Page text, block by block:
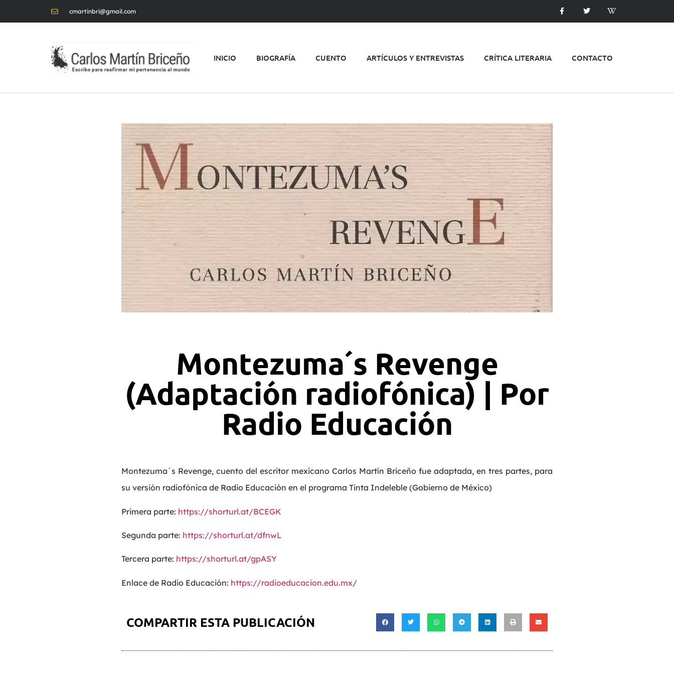
cmartinbri@gmail.com
INICIO BIOGRAFÍA CUENTO ARTÍCULOS Y ENTREVISTAS CRÍTICA LITERARIA CONTACTO
Montezuma´s Revenge
(Adaptación radiofónica) | Por
Radio Educación
Montezuma´s Revenge, cuento del escritor mexicano Carlos Martín Briceño fue adaptada, en tres partes, para
su versión radiofónica de Radio Educación en el programa Tinta Indeleble (Gobierno de México)
Primera parte: https://shorturl.at/BCEGK
Segunda parte: https://shorturl.at/dfnwL
Tercera parte: https://shorturl.at/gpASY
Enlace de Radio Educación: https://radioeducacion.edu.mx/
COMPARTIR ESTA PUBLICACIÓN